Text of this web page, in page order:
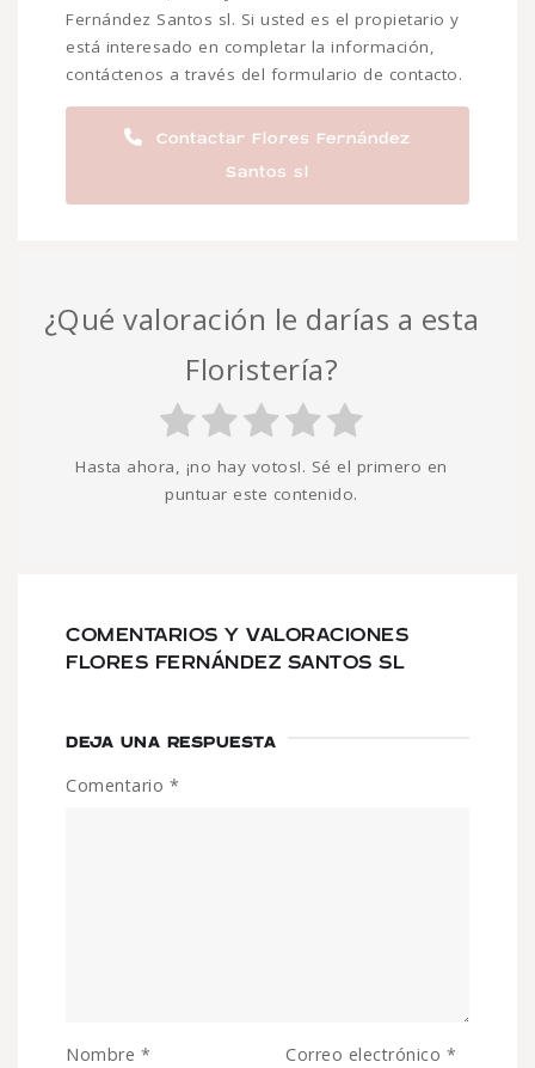
Fernández Santos sl. Si usted es el propietario y
está interesado en completar la información,
contáctenos a través del formulario de contacto.
Contactar Flores Fernández
Santos sl
¿Qué valoración le darías a esta
Floristería?
Hasta ahora, ¡no hay votos!. Sé el primero en
puntuar este contenido.
COMENTARIOS Y VALORACIONES
FLORES FERNÁNDEZ SANTOS SL
DEJA UNA RESPUESTA
Comentario *
Nombre * Correo electrónico *